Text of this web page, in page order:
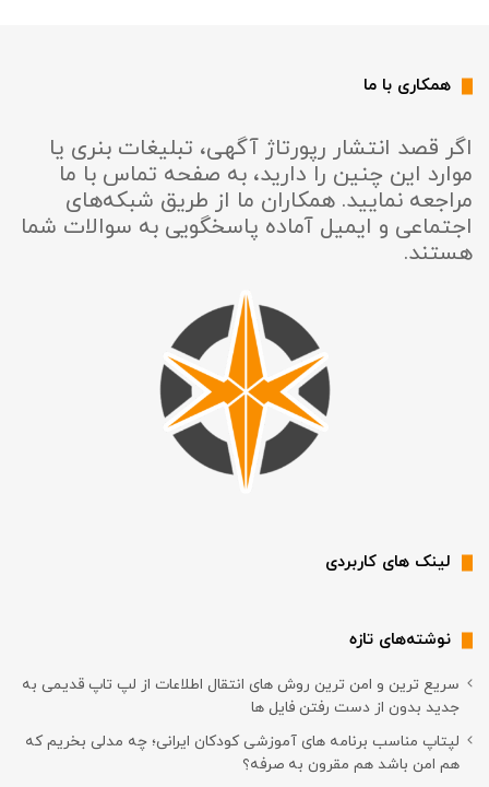
همکاری با ما
اگر قصد انتشار رپورتاژ آگهی، تبلیغات بنری یا
موارد این چنین را دارید، به صفحه تماس با ما
مراجعه نمایید. همکاران ما از طریق شبکه‌های
اجتماعی و ایمیل آماده پاسخگویی به سوالات شما
هستند.
لینک های کاربردی
نوشته‌های تازه
سریع ترین و امن ترین روش های انتقال اطلاعات از لپ تاپ قدیمی به
جدید بدون از دست رفتن فایل ها
لپتاپ مناسب برنامه های آموزشی کودکان ایرانی؛ چه مدلی بخریم که
هم امن باشد هم مقرون به صرفه؟